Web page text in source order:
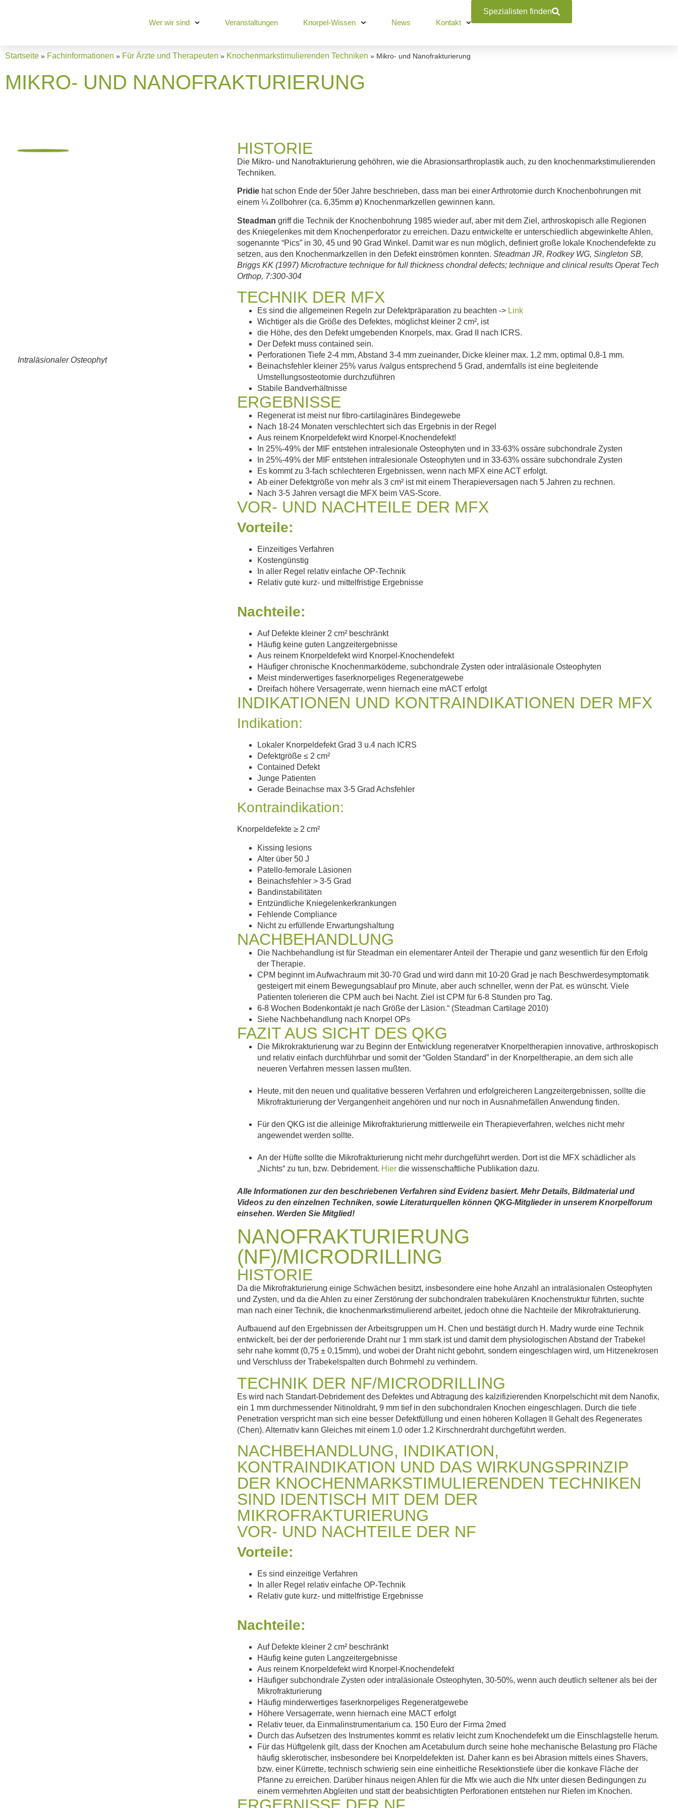
Wer wir sind Veranstaltungen Knorpel-Wissen News Kontakt
Spezialisten finden
Startseite » Fachinformationen » Für Ärzte und Therapeuten » Knochenmarkstimulierenden Techniken » Mikro- und Nanofrakturierung
MIKRO- UND NANOFRAKTURIERUNG
Intraläsionaler Osteophyt
HISTORIE
Die Mikro- und Nanofrakturierung gehöhren, wie die Abrasionsarthroplastik auch, zu den knochenmarkstimulierenden
Techniken.
Pridiehat schon Ende der 50er Jahre beschrieben, dass man bei einer Arthrotomie durch Knochenbohrungen mit
einem ¼ Zollbohrer (ca. 6,35mm ø) Knochenmarkzellen gewinnen kann.
Steadman griff die Technik der Knochenbohrung 1985 wieder auf, aber mit dem Ziel, arthroskopisch alle Regionen
des Kniegelenkes mit dem Knochenperforator zu erreichen. Dazu entwickelte er unterschiedlich abgewinkelte Ahlen,
sogenannte “Pics” in 30, 45 und 90 Grad Winkel. Damit war es nun möglich, definiert große lokale Knochendefekte zu
setzen, aus den Knochenmarkzellen in den Defekt einströmen konnten. Steadman JR, Rodkey WG, Singleton SB,
Briggs KK (1997) Microfracture technique for full thickness chondral defects; technique and clinical results Operat Tech
Orthop, 7:300-304
TECHNIK DER MFX
Es sind die allgemeinen Regeln zur Defektpräparation zu beachten -> Link
Wichtiger als die Größe des Defektes, möglichst kleiner 2 cm², ist
die Höhe, des den Defekt umgebenden Knorpels, max. Grad II nach ICRS.
Der Defekt muss contained sein.
Perforationen Tiefe 2-4 mm, Abstand 3-4 mm zueinander, Dicke kleiner max. 1,2 mm, optimal 0,8-1 mm.
Beinachsfehler kleiner 25% varus /valgus entsprechend 5 Grad, andernfalls ist eine begleitende
Umstellungsosteotomie durchzuführen
Stabile Bandverhältnisse
ERGEBNISSE
Regenerat ist meist nur fibro-cartilaginäres Bindegewebe
Nach 18-24 Monaten verschlechtert sich das Ergebnis in der Regel
Aus reinem Knorpeldefekt wird Knorpel-Knochendefekt!
In 25%-49% der MIF entstehen intralesionale Osteophyten und in 33-63% ossäre subchondrale Zysten
In 25%-49% der MIF entstehen intralesionale Osteophyten und in 33-63% ossäre subchondrale Zysten
Es kommt zu 3-fach schlechteren Ergebnissen, wenn nach MFX eine ACT erfolgt.
Ab einer Defektgröße von mehr als 3 cm² ist mit einem Therapieversagen nach 5 Jahren zu rechnen.
Nach 3-5 Jahren versagt die MFX beim VAS-Score.
VOR- UND NACHTEILE DER MFX
Vorteile:
Einzeitiges Verfahren
Kostengünstig
In aller Regel relativ einfache OP-Technik
Relativ gute kurz- und mittelfristige Ergebnisse
Nachteile:
Auf Defekte kleiner 2 cm²beschränkt
Häufig keine guten Langzeitergebnisse
Aus reinem Knorpeldefekt wird Knorpel-Knochendefekt
Häufiger chronische Knochenmarködeme, subchondrale Zysten oder intraläsionale Osteophyten
Meist minderwertiges faserknorpeliges Regeneratgewebe
Dreifach höhere Versagerrate, wenn hiernach eine mACT erfolgt
INDIKATIONEN UND KONTRAINDIKATIONEN DER MFX
Indikation:
Lokaler Knorpeldefekt Grad 3 u.4 nach ICRS
Defektgröße ≤ 2 cm²
Contained Defekt
Junge Patienten
Gerade Beinachse max 3-5 Grad Achsfehler
Kontraindikation:
Knorpeldefekte ≥ 2 cm²
Kissing lesions
Alter über 50 J
Patello-femorale Läsionen
Beinachsfehler > 3-5 Grad
Bandinstabilitäten
Entzündliche Kniegelenkerkrankungen
Fehlende Compliance
Nicht zu erfüllende Erwartungshaltung
NACHBEHANDLUNG
Die Nachbehandlung ist für Steadman ein elementarer Anteil der Therapie und ganz wesentlich für den Erfolg
der Therapie.
CPM beginnt im Aufwachraum mit 30-70 Grad und wird dann mit 10-20 Grad je nach Beschwerdesymptomatik
gesteigert mit einem Bewegungsablauf pro Minute, aber auch schneller, wenn der Pat. es wünscht. Viele
Patienten tolerieren die CPM auch bei Nacht. Ziel ist CPM für 6-8 Stunden pro Tag.
6-8 Wochen Bodenkontakt je nach Größe der Läsion.“ (Steadman Cartilage 2010)
Siehe Nachbehandlung nach Knorpel OPs
FAZIT AUS SICHT DES QKG
Die Mikrokrakturierung war zu Beginn der Entwicklung regeneratver Knorpeltherapien innovative, arthroskopisch
und relativ einfach durchführbar und somit der “Golden Standard” in der Knorpeltherapie, an dem sich alle
neueren Verfahren messen lassen mußten.
Heute, mit den neuen und qualitative besseren Verfahren und erfolgreicheren Langzeitergebnissen, sollte die
Mikrofrakturierung der Vergangenheit angehören und nur noch in Ausnahmefällen Anwendung finden.
Für den QKG ist die alleinige Mikrofrakturierung mittlerweile ein Therapieverfahren, welches nicht mehr
angewendet werden sollte.
An der Hüfte sollte die Mikrofrakturierung nicht mehr durchgeführt werden. Dort ist die MFX schädlicher als
„Nichts“ zu tun, bzw. Debridement. Hierdie wissenschaftliche Publikation dazu.
Alle Informationen zur den beschriebenen Verfahren sind Evidenz basiert. Mehr Details, Bildmaterial und
Videos zu den einzelnen Techniken, sowie Literaturquellen können QKG-Mitglieder in unserem Knorpelforum
einsehen. Werden Sie Mitglied!
NANOFRAKTURIERUNG
(NF)/MICRODRILLING
HISTORIE
Da die Mikrofrakturierung einige Schwächen besitzt, insbesondere eine hohe Anzahl an intraläsionalen Osteophyten
und Zysten, und da die Ahlen zu einer Zerstörung der subchondralen trabekulären Knochenstruktur führten, suchte
man nach einer Technik, die knochenmarkstimulierend arbeitet, jedoch ohne die Nachteile der Mikrofrakturierung.
Aufbauend auf den Ergebnissen der Arbeitsgruppen um H. Chen und bestätigt durch H. Madry wurde eine Technik
entwickelt, bei der der perforierende Draht nur 1 mm stark ist und damit dem physiologischen Abstand der Trabekel
sehr nahe kommt (0,75 ± 0,15mm), und wobei der Draht nicht gebohrt, sondern eingeschlagen wird, um Hitzenekrosen
und Verschluss der Trabekelspalten durch Bohrmehl zu verhindern.
TECHNIK DER NF/MICRODRILLING
Es wird nach Standart-Debridement des Defektes und Abtragung des kalzifizierenden Knorpelschicht mit dem Nanofix,
ein 1 mm durchmessender Nitinoldraht, 9 mm tief in den subchondralen Knochen eingeschlagen. Durch die tiefe
Penetration verspricht man sich eine besser Defektfüllung und einen höheren Kollagen II Gehalt des Regenerates
(Chen). Alternativ kann Gleiches mit einem 1.0 oder 1.2 Kirschnerdraht durchgeführt werden.
NACHBEHANDLUNG, INDIKATION,
KONTRAINDIKATION UND DAS WIRKUNGSPRINZIP
DER KNOCHENMARKSTIMULIERENDEN TECHNIKEN
SIND IDENTISCH MIT DEM DER
MIKROFRAKTURIERUNG
VOR- UND NACHTEILE DER NF
Vorteile:
Es sind einzeitige Verfahren
In aller Regel relativ einfache OP-Technik
Relativ gute kurz- und mittelfristige Ergebnisse
Nachteile:
Auf Defekte kleiner 2 cm²beschränkt
Häufig keine guten Langzeitergebnisse
Aus reinem Knorpeldefekt wird Knorpel-Knochendefekt
Häufiger subchondrale Zysten oder intraläsionale Osteophyten, 30-50%, wenn auch deutlich seltener als bei der
Mikrofrakturierung
Häufig minderwertiges faserknorpeliges Regeneratgewebe
Höhere Versagerrate, wenn hiernach eine MACT erfolgt
Relativ teuer, da Einmalinstrumentarium ca. 150 Euro der Firma 2med
Durch das Aufsetzen des Instrumentes kommt es relativ leicht zum Knochendefekt um die Einschlagstelle herum.
Für das Hüftgelenk gilt, dass der Knochen am Acetabulum durch seine hohe mechanische Belastung pro Fläche
häufig sklerotischer, insbesondere bei Knorpeldefekten ist. Daher kann es bei Abrasion mittels eines Shavers,
bzw. einer Kürrette, technisch schwierig sein eine einheitliche Resektionstiefe über die konkave Fläche der
Pfanne zu erreichen. Darüber hinaus neigen Ahlen für die Mfx wie auch die Nfx unter diesen Bedingungen zu
einem vermehrten Abgleiten und statt der beabsichtigten Perforationen entstehen nur Riefen im Knochen.